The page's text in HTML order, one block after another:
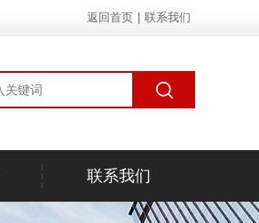
返回首页 联系我们
联系我们